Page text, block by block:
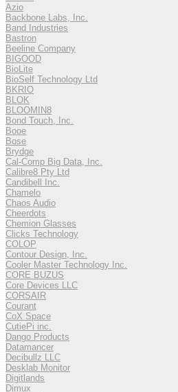
Azio
Backbone Labs, Inc.
Band Industries
Bastron
Beeline Company
BIGOOD
BioLite
BioSelf Technology Ltd
BKRIO
BLOK
BLOOMIN8
Bond Touch, Inc.
Booe
Bose
Brydge
Cal-Comp Big Data, Inc.
Calibre8 Pty Ltd
Candibell Inc.
Chamelo
Chaos Audio
Cheerdots
Chemion Glasses
Clicks Technology
COLOP
Contour Design, Inc.
Cooler Master Technology Inc.
CORE BUZUS
Core Devices LLC
CORSAIR
Courant
CoX Space
CutiePi inc.
Dango Products
Datamancer
Decibullz LLC
Desklab Monitor
Digitlands
Dimux